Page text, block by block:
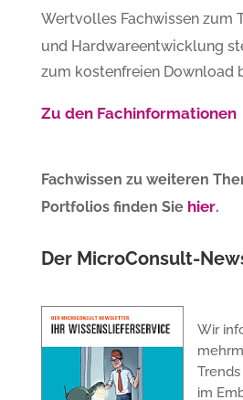
Wertvolles Fachwissen zum
und Hardwareentwicklung
zum kostenfreien Download
Zu den Fachinformationen
Fachwissen zu weiteren
Portfolios finden Sie hier.
Der MicroConsult-
Wir
im